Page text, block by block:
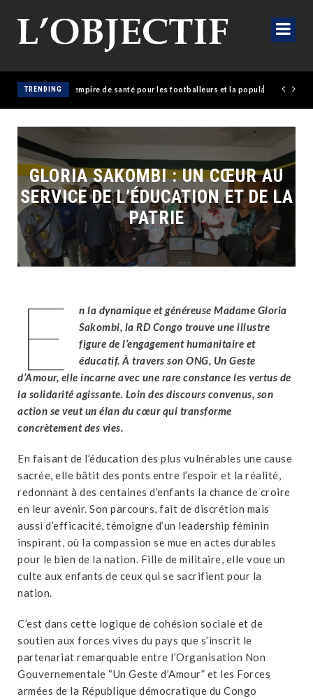
TRENDING
érige un empire de santé pour les footballeurs et la population
GLORIA SAKOMBI : UN CŒUR AU
SERVICE DE L’ÉDUCATION ET DE LA
PATRIE
E
n la dynamique et généreuse Madame Gloria
Sakombi, la RD Congo trouve une illustre
figure de l’engagement humanitaire et
éducatif. À travers son ONG, Un Geste
d’Amour, elle incarne avec une rare constance les vertus de
la solidarité agissante. Loin des discours convenus, son
action se veut un élan du cœur qui transforme
concrètement des vies.
En faisant de l’éducation des plus vulnérables une cause
sacrée, elle bâtit des ponts entre l’espoir et la réalité,
redonnant à des centaines d’enfants la chance de croire
en leur avenir. Son parcours, fait de discrétion mais
aussi d’efficacité, témoigne d’un leadership féminin
inspirant, où la compassion se mue en actes durables
pour le bien de la nation. Fille de militaire, elle voue un
culte aux enfants de ceux qui se sacrifient pour la
nation.
C’est dans cette logique de cohésion sociale et de
soutien aux forces vives du pays que s’inscrit le
partenariat remarquable entre l’Organisation Non
Gouvernementale “Un Geste d’Amour” et les Forces
armées de la République démocratique du Congo